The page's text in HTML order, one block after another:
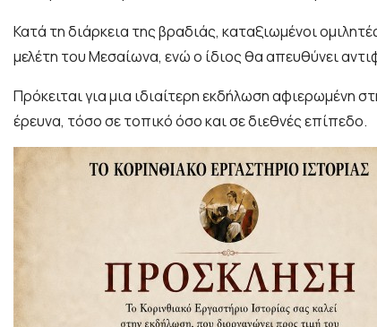
Κατά τη διάρκεια της βραδιάς, καταξιωμένοι
μελέτη του Μεσαίωνα, ενώ ο ίδιος θα απευθύνει
Πρόκειται για μια ιδιαίτερη εκδήλωση αφιερωμένη
έρευνα, τόσο σε τοπικό όσο και σε διεθνές επίπεδο.